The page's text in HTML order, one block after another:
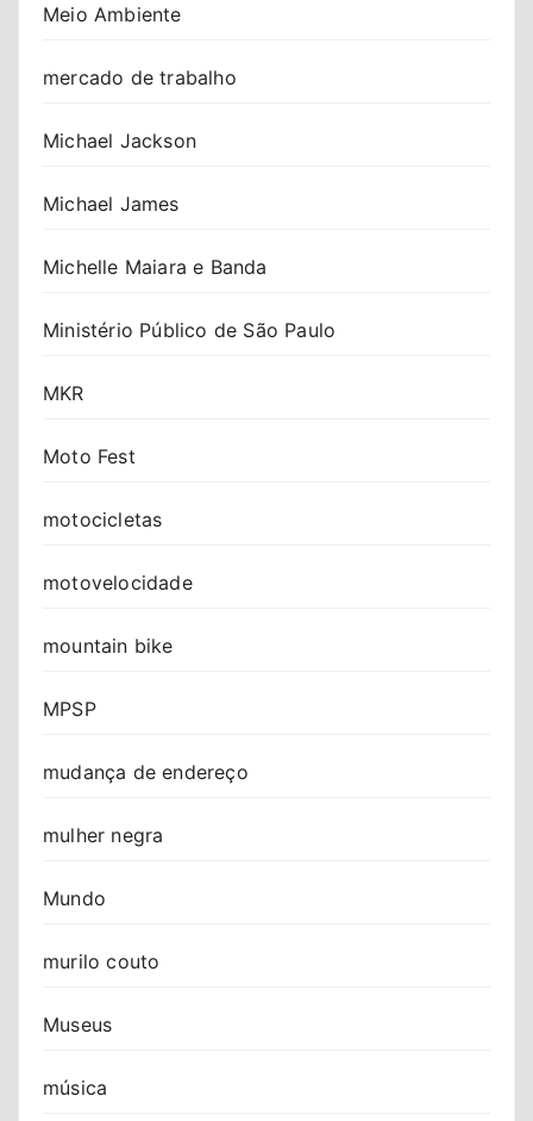
Meio Ambiente
mercado de trabalho
Michael Jackson
Michael James
Michelle Maiara e Banda
Ministério Público de São Paulo
MKR
Moto Fest
motocicletas
motovelocidade
mountain bike
MPSP
mudança de endereço
mulher negra
Mundo
murilo couto
Museus
música